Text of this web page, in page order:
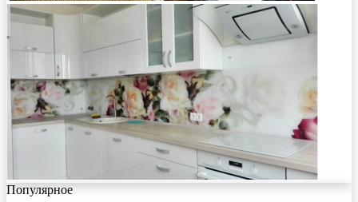
Популярное